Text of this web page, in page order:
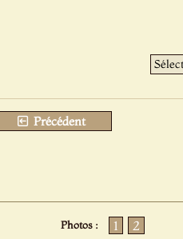
Précédent
Photos : 1 2